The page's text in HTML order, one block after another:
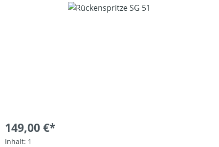
Bildergalerie überspringen
149,00 €*
Inhalt: 1